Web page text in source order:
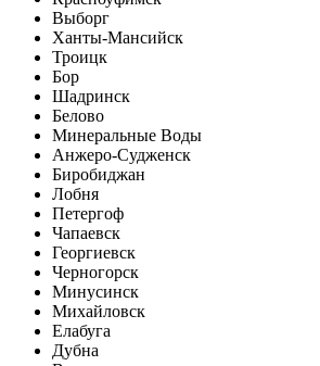
Выборг
Ханты-Мансийск
Троицк
Бор
Шадринск
Белово
Минеральные Воды
Анжеро-Судженск
Биробиджан
Лобня
Петергоф
Чапаевск
Георгиевск
Черногорск
Минусинск
Михайловск
Елабуга
Дубна